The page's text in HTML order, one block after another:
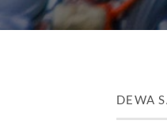
DEWA